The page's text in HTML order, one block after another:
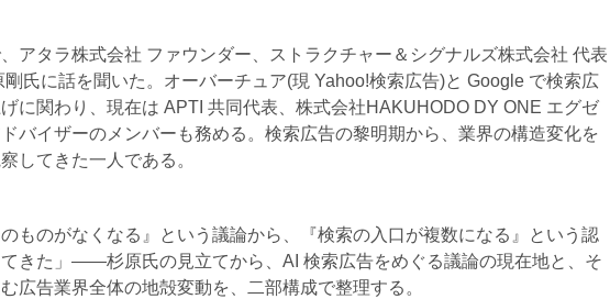
アタラ株式会社 ファウンダー、ストラクチャー＆シグナルズ株式会社 代表
剛氏に話を聞いた。オーバーチュア(現 Yahoo!検索広告)と Google で検索広
に関わり、現在は APTI 共同代表、株式会社HAKUHODO DY ONE エグゼ
バイザーのメンバーも務める。検索広告の黎明期から、業界の構造変化を
してきた一人である。
のものがなくなる』という議論から、『検索の入口が複数になる』という認
きた」——杉原氏の見立てから、AI 検索広告をめぐる議論の現在地と、そ
広告業界全体の地殻変動を、二部構成で整理する。